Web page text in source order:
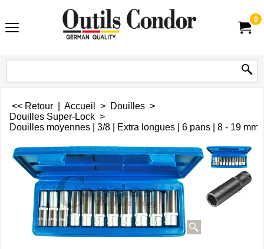
0
<< Retour Accueil > Douilles >
Douilles Super-Lock >
Douilles moyennes | 3/8 | Extra longues | 6 pans | 8 - 19 mm